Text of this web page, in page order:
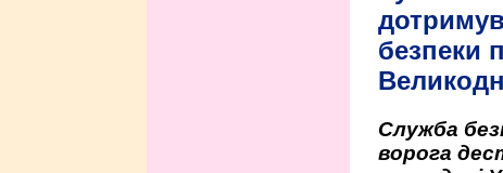
безпеки
Служба
ворога